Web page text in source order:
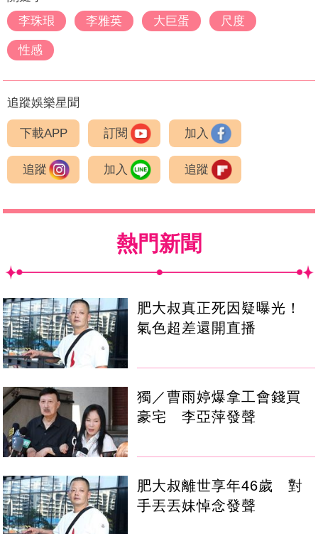
李珠珢
李雅英 大巨蛋 尺度
性感
追蹤娛樂星聞
下載APP 訂閱 加入
追蹤 加入 追蹤
熱門新聞
肥大叔真正死因疑曝光！
氣色超差還開直播
獨／曹雨婷爆拿工會錢買
豪宅 李亞萍發聲
肥大叔離世享年46歲 對
手丟丟妹悼念發聲